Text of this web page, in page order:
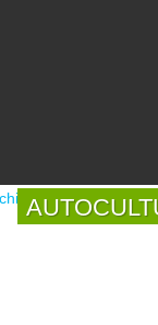
zu bestaunen
seit der Eröffnung
hinzugefügt.
man so